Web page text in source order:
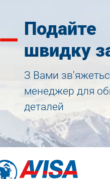
Подайте
швидку
З Вами
менеджер для
деталей